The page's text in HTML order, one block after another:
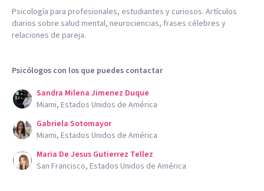
Psicología para profesionales, estudiantes y curiosos. Artículos
diarios sobre salud mental, neurociencias, frases célebres y
relaciones de pareja.
Psicólogos con los que puedes contactar
Sandra Milena Jimenez Duque
Miami, Estados Unidos de América
Gabriela Sotomayor
Miami, Estados Unidos de América
Maria De Jesus Gutierrez Tellez
San Francisco, Estados Unidos de América